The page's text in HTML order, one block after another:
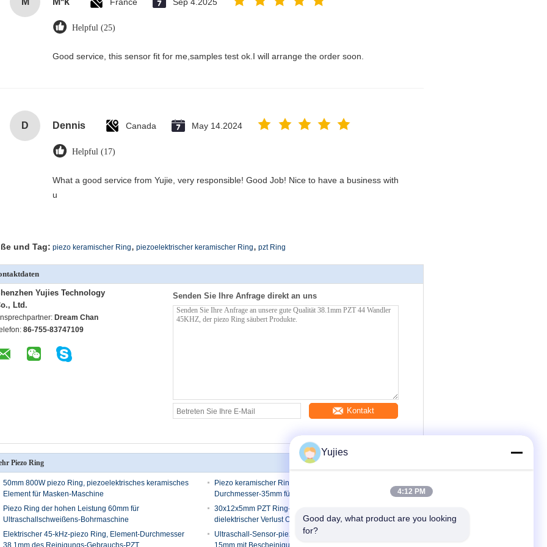
Helpful (25)
Good service, this sensor fit for me,samples test ok.I will arrange the order soon.
D Dennis Canada May 14.2024
Helpful (17)
What a good service from Yujie, very responsible! Good Job! Nice to have a business with
u
und Tag: piezo keramischer Ring, piezoelektrischer keramischer Ring, pzt Ring
Yujies Technology
Ltd.
Dream Chan
86-755-83747109
Senden Sie Ihre Anfrage direkt an uns
Kontakt
Piezo Ring
50mm 800W piezo Ring, piezoelektrisches keramisches
Element für Masken-Maschine
Piezo keramischer Ring-hohe Haltbarkeit des
Durchmesser-35mm für Reinigungswandler
Piezo Ring der hohen Leistung 60mm für
Ultraschallschweißens-Bohrmaschine
30x12x5mm PZT Ring-hohe Präzisions-niedriges
dielektrischer Verlust ODM-Soem verfügbar
Elektrischer 45-kHz-piezo Ring, Element-Durchmesser
38.1mm des Reinigungs-Gebrauchs-PZT
Ultraschall-Sensor-piezoelektrischer keramischer Ring
15mm mit Bescheinigung ISO 9001
Yujies
4:12 PM
Good day, what product are you looking
for?